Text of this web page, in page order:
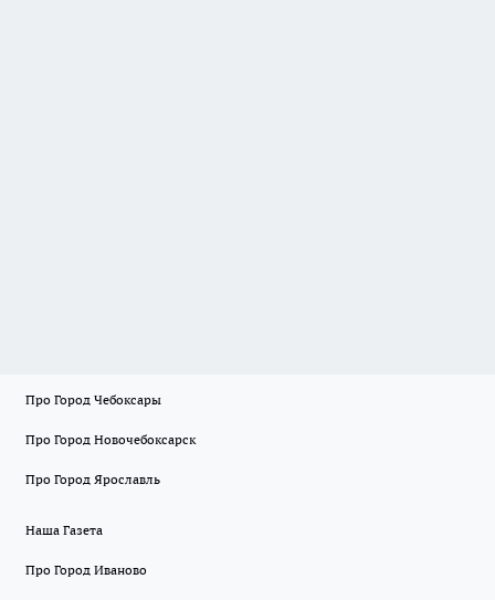
Про Город Чебоксары
Про Город Новочебоксарск
Про Город Ярославль
Наша Газета
Про Город Иваново